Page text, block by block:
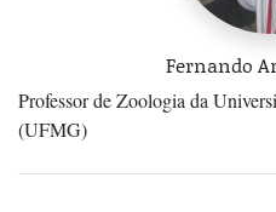
Fernando
Professor de Zoologia da
(UFMG)